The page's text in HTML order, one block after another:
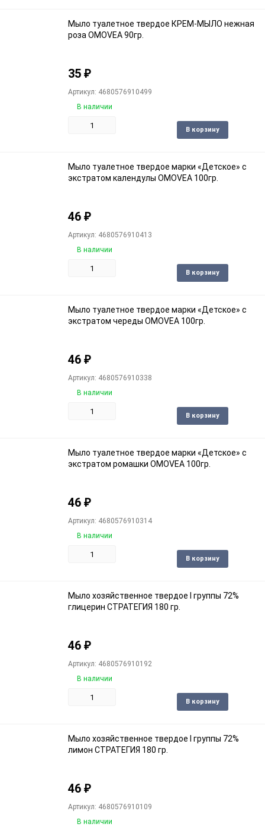
Мыло туалетное твердое КРЕМ-МЫЛО нежная
роза OMOVEA 90гр.
35 ₽
Артикул: 4680576910499
В наличии
В корзину
Мыло туалетное твердое марки «Детское» с
экстратом календулы OMOVEA 100гр.
46 ₽
Артикул: 4680576910413
В наличии
В корзину
Мыло туалетное твердое марки «Детское» с
экстратом череды OMOVEA 100гр.
46 ₽
Артикул: 4680576910338
В наличии
В корзину
Мыло туалетное твердое марки «Детское» с
экстратом ромашки OMOVEA 100гр.
46 ₽
Артикул: 4680576910314
В наличии
В корзину
Мыло хозяйственное твердое I группы 72%
глицерин СТРАТЕГИЯ 180 гр.
46 ₽
Артикул: 4680576910192
В наличии
В корзину
Мыло хозяйственное твердое I группы 72%
лимон СТРАТЕГИЯ 180 гр.
46 ₽
Артикул: 4680576910109
В наличии